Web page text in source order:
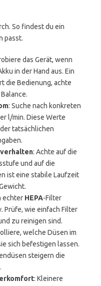
So findest du ein
passt.
das Gerät, wenn
in der Hand aus. Ein
die Bedienung, achte
: Suche nach konkreten
l/min. Diese Werte
tatsächlichen
: Achte auf die
und auf die
ist eine stabile Laufzeit
echter HEPA-Filter
wie einfach Filter
zu reinigen sind.
welche Düsen im
sich befestigen lassen.
steigern die
: Kleinere